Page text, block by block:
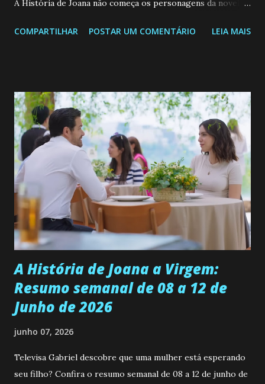
A História de Joana não começa os personagens da novela?
de 25/05/26 a 31/05/26 JOANA GUADALUPE (Camila
permanecer virgem até encontrar o homem que realmente
ama, o que não é fácil, já que dedica todas as suas energias a
se aprimorar, trabalhando, estudando e se orgulhando de
ser a primeira mulher da família a ingressar na
universidade. Ela tem uma personalidade muito alegre, é
muito madura para a idade, determinada, criativa e
empática. Detesta injustiças e é uma ótima amiga. Pode ser
teimosa e muito persistente quando decide fazer algo.
Durante um exame ginecológico, ela é inseminada por eng...
COMPARTILHAR POSTAR UM COMENTÁRIO LEIA MAIS
A História de Joana a Virgem:
Resumo semanal de 08 a 12 de
Junho de 2026
junho 07, 2026
Televisa Gabriel descobre que uma mulher está esperando
seu filho? Confira o resumo semanal de 08 a 12 de junho de